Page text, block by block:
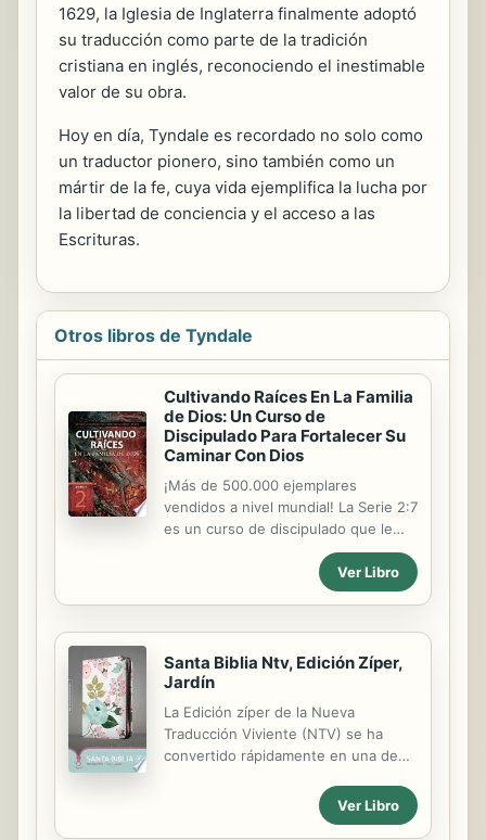
1629, la Iglesia de Inglaterra finalmente adoptó
su traducción como parte de la tradición
cristiana en inglés, reconociendo el inestimable
valor de su obra.
Hoy en día, Tyndale es recordado no solo como
un traductor pionero, sino también como un
mártir de la fe, cuya vida ejemplifica la lucha por
la libertad de conciencia y el acceso a las
Escrituras.
Otros libros de Tyndale
Cultivando Raíces En La Familia
de Dios: Un Curso de
Discipulado Para Fortalecer Su
Caminar Con Dios
¡Más de 500.000 ejemplares
vendidos a nivel mundial! La Serie 2:7
es un curso de discipulado que le
ayudará a continuar creciendo
dentro de la familia de Dios. Consiste
de 3 libros de ejercicios con duración
segundo libro Cultivando raíces en la
familia de Dios le enseñará cómo
hacer que Cristo sea el Señor de su
vida. Usted descubrirá lo fácil que es
alcanzar a otros al repasar la
narrativa de su propia vida espiritual
y compartirla con los demás. El
enfoque bíblico y práctico de este
libro de discipulado producirá
Ver Libro
Santa Biblia Ntv, Edición Zíper,
Jardín
La Edición zíper de la Nueva
Traducción Viviente (NTV) se ha
convertido rápidamente en una de
especialmente creada para quienes
desean transportar su Biblia a todo
Ver Libro